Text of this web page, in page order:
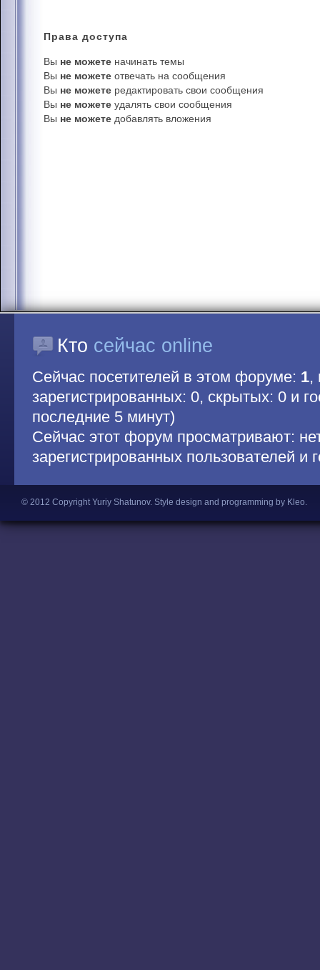
Права доступа
Вы не можете начинать темы
Вы не можете отвечать на сообщения
Вы не можете редактировать свои сообщения
Вы не можете удалять свои сообщения
Вы не можете добавлять вложения
Кто сейчас online
Сейчас посетителей в этом форуме: 1,
зарегистрированных: 0, скрытых: 0 и
последние 5 минут)
Сейчас этот форум просматривают:
зарегистрированных пользователей и
© 2012 Copyright Yuriy Shatunov. Style design and programming by Kleo.